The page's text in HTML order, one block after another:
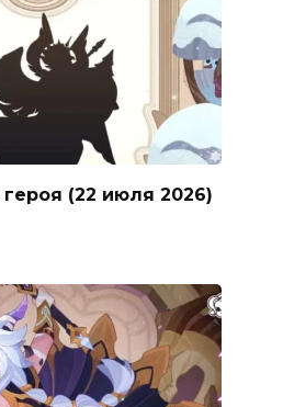
(22 июля 2026)